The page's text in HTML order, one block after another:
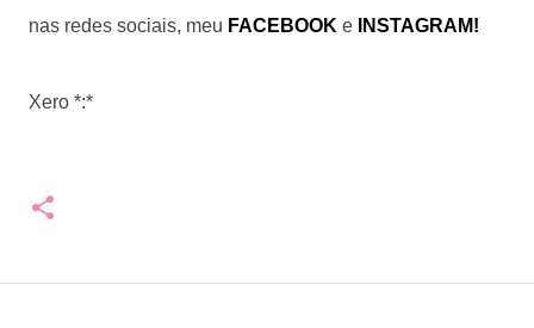
nas redes sociais, meu FACEBOOK e INSTAGRA M!
Xero *:*